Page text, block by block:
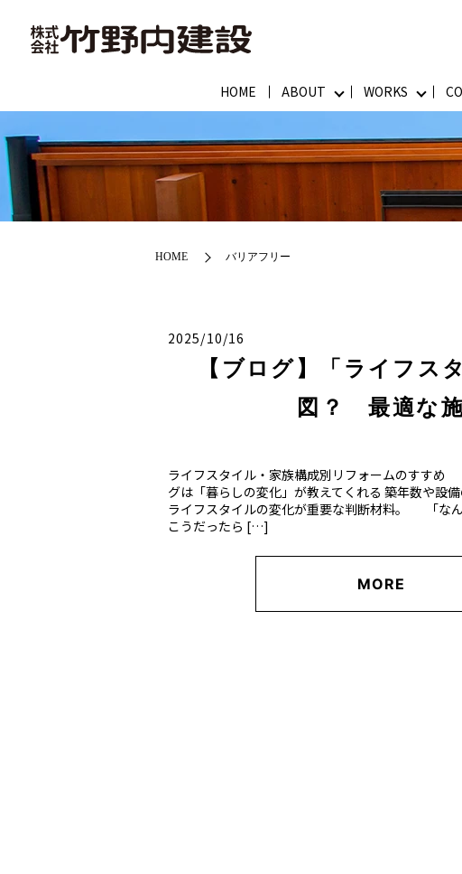
HOME ABOUT WORKS
HOME バリアフリー
2025/10/16
【ブログ】「ライフス
図？ 最適な施
ライフスタイル・家族構成別リフォームのすすめ
グは「暮らしの変化」が教えてくれる 築年数や設備
ライフスタイルの変化が重要な判断材料。 「な
こうだったら […]
MORE